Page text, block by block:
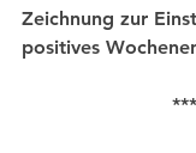
Zeichnung zur
positives